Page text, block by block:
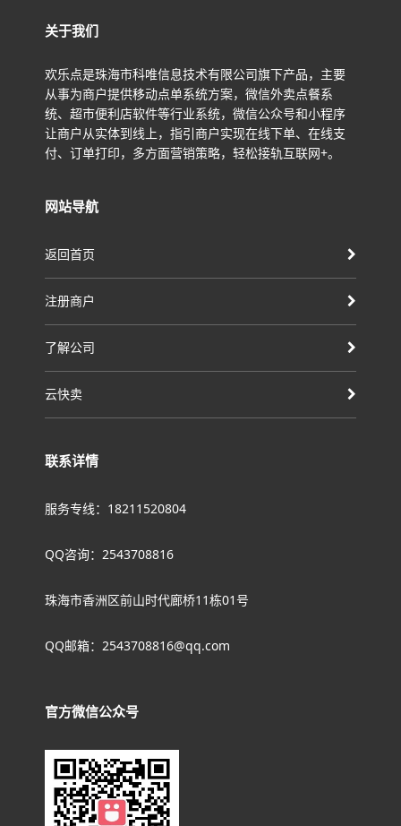
关于我们
欢乐点是珠海市科唯信息技术有限公司旗下产品，主要
从事为商户提供移动点单系统方案，微信外卖点餐系
统、超市便利店软件等行业系统，微信公众号和小程序
让商户从实体到线上，指引商户实现在线下单、在线支
付、订单打印，多方面营销策略，轻松接轨互联网+。
网站导航
返回首页
注册商户
了解公司
云快卖
联系详情
服务专线：18211520804
QQ咨询：2543708816
珠海市香洲区前山时代廊桥11栋01号
QQ邮箱：2543708816@qq.com
官方微信公众号